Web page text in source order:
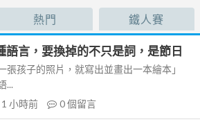
熱門 鐵人賽
語言，要換掉的不只是詞，是節日
張孩子的照片，就寫出並畫出一本繪本」
...
1 小時前 0個留言